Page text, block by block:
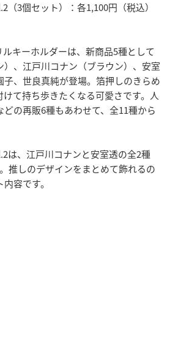
（3個セット）：各1,100円（税込）
キーホルダーは、新商品5種として
、江戸川コナン（ブラウン）、安室
、世良真純が登場。箔押しのきらめ
て持ち歩きたくなる可愛さです。人
の再販6種もあわせて、全11種から
は、江戸川コナンと安室透の全2種
推しのデザインをまとめて飾れるの
容です。